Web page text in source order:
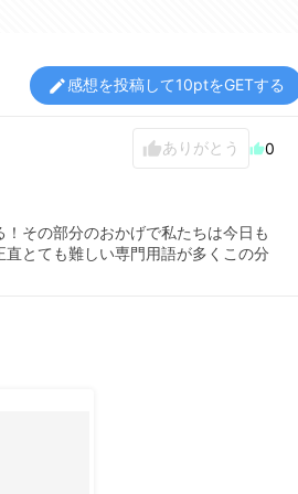
edit感想を投稿して10ptをGETする
thumb_upありがとう thumb_up0
その部分のおかげで私たちは今日も
とても難しい専門用語が多くこの分